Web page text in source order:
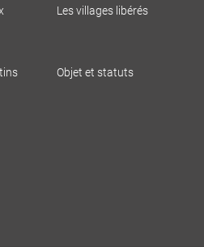
Les villages libérés
Objet et statuts